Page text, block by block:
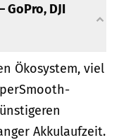
GoPro, DJI
Ökosystem, viel
Akkulaufzeit.